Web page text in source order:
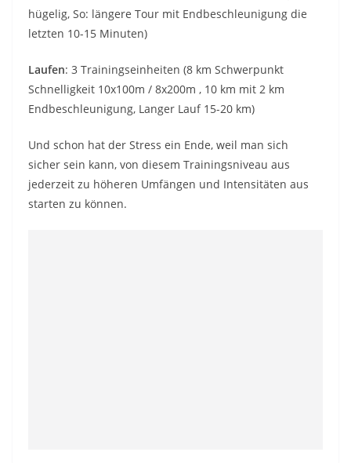
hügelig, So: längere Tour mit Endbeschleunigung die
letzten 10-15 Minuten)
Laufen: 3 Trainingseinheiten (8 km Schwerpunkt
Schnelligkeit 10x100m / 8x200m , 10 km mit 2 km
Endbeschleunigung, Langer Lauf 15-20 km)
Und schon hat der Stress ein Ende, weil man sich
sicher sein kann, von diesem Trainingsniveau aus
jederzeit zu höheren Umfängen und Intensitäten aus
starten zu können.